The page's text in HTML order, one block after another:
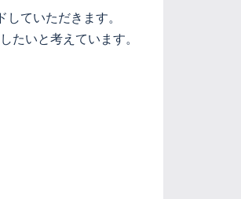
ていただきます。
たいと考えています。